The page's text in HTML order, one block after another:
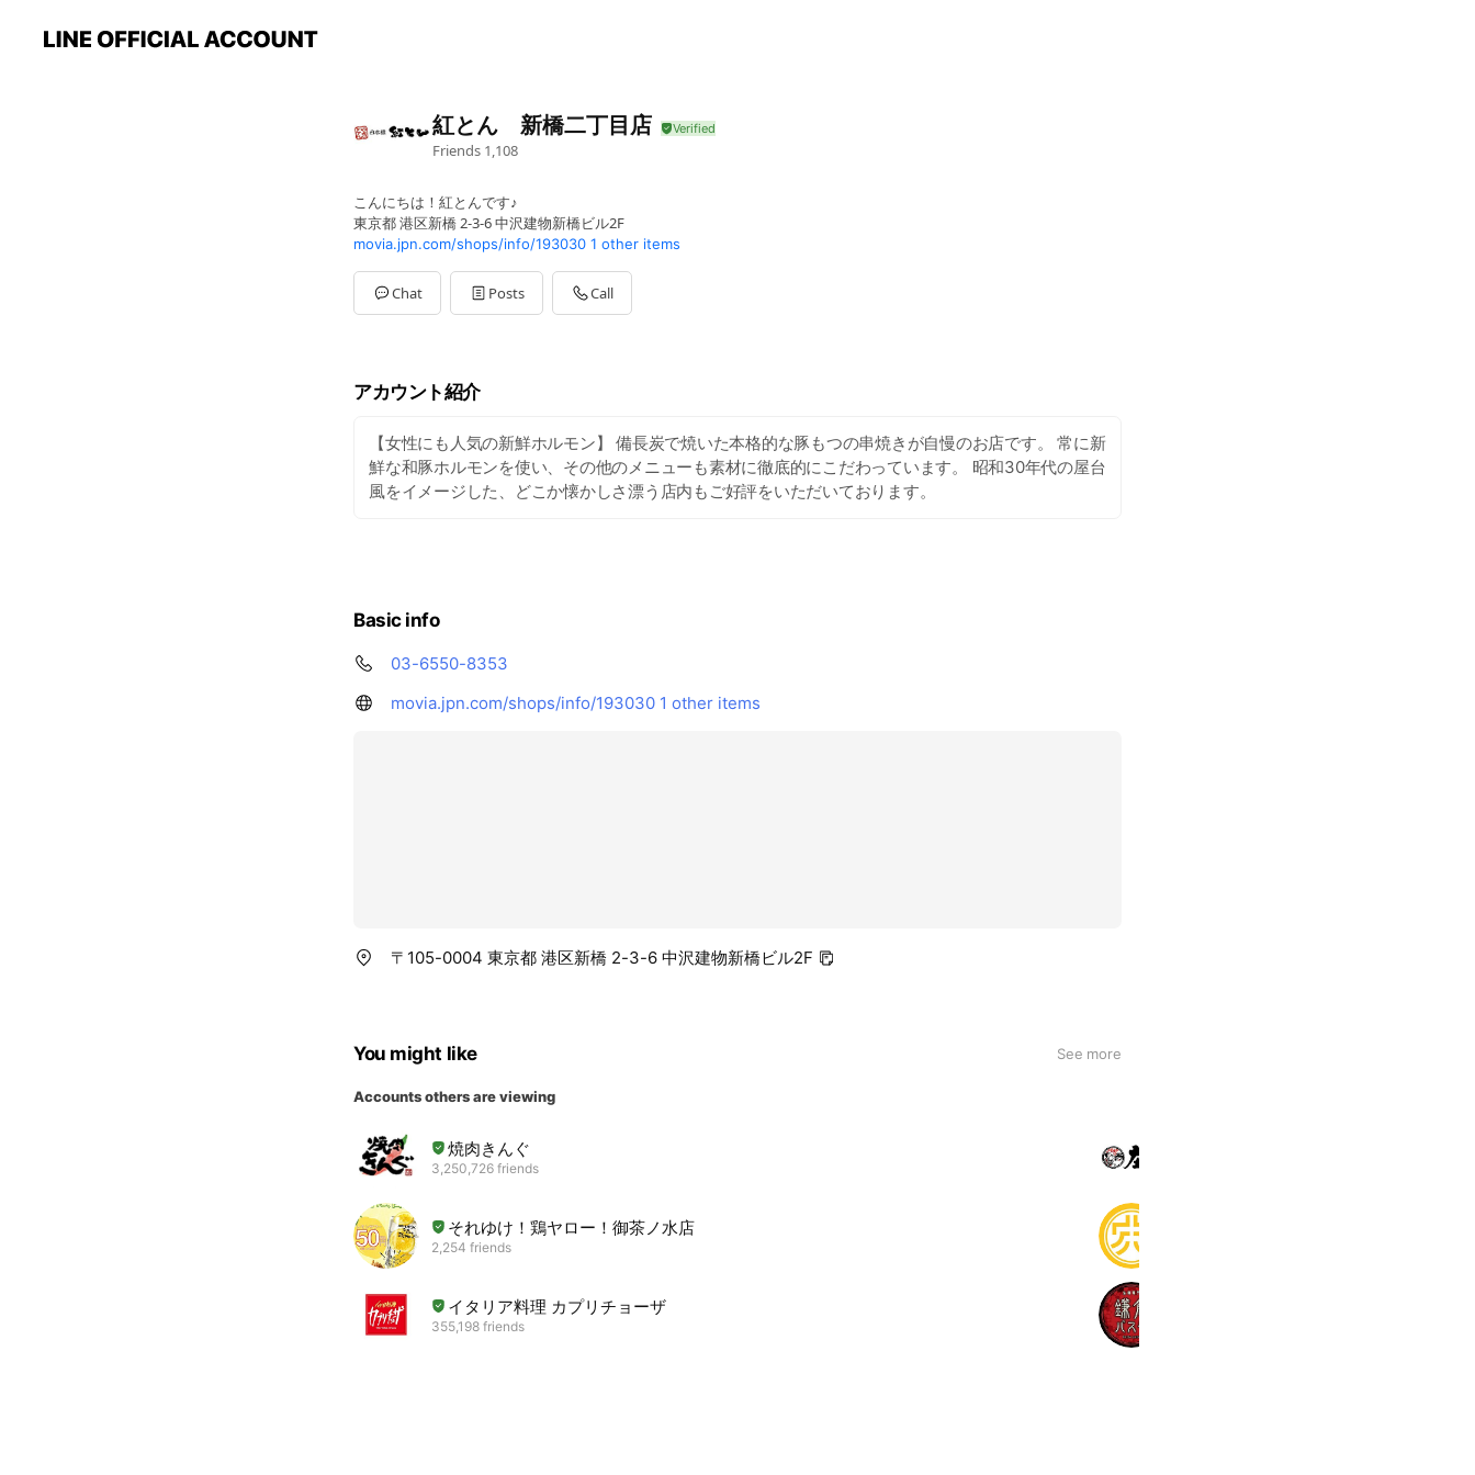
紅とん 新橋二丁目店
Friends 1,108
こんにちは！紅とんです♪
東京都 港区新橋 2-3-6 中沢建物新橋ビル2F
movia.jpn.com/shops/info/193030 1 other items
Chat Posts Call
アカウント紹介
【女性にも人気の新鮮ホルモン】 備長炭で焼いた本格的な豚もつの串焼きが自慢のお店です。 常に新
鮮な和豚ホルモンを使い、その他のメニューも素材に徹底的にこだわっています。 昭和30年代の屋台
風をイメージした、どこか懐かしさ漂う店内もご好評をいただいております。
Basic info
03-6550-8353
movia.jpn.com/shops/info/193030 1 other items
〒105-0004 東京都 港区新橋 2-3-6 中沢建物新橋ビル2F
You might like See more
Accounts others are viewing
焼肉きんぐ
3,250,726 friends
それゆけ！鶏ヤロー！御茶ノ水店
2,254 friends
イタリア料理 カプリチョーザ
355,198 friends